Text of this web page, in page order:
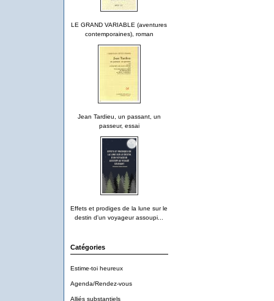
LE GRAND VARIABLE (aventures
contemporaines), roman
Jean Tardieu, un passant, un
passeur, essai
Effets et prodiges de la lune sur le
destin d'un voyageur assoupi...
Catégories
Estime-toi heureux
Agenda/Rendez-vous
Alliés substantiels